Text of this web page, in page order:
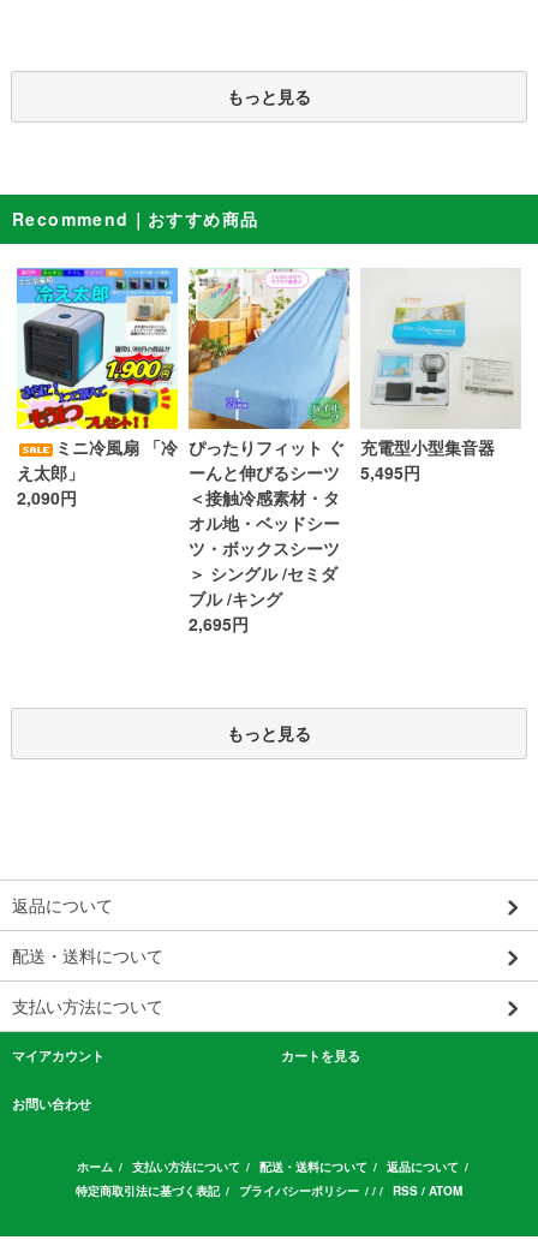
もっと見る
Recommend｜おすすめ商品
ミニ冷風扇 「冷
え太郎」
2,090円
ぴったりフィット ぐ
ーんと伸びるシーツ
＜接触冷感素材・タ
オル地・ベッドシー
ツ・ボックスシーツ
＞ シングル /セミダ
ブル /キング
2,695円
充電型小型集音器
5,495円
もっと見る
返品について
配送・送料について
支払い方法について
マイアカウント カートを見る
お問い合わせ
ホーム / 支払い方法について / 配送・送料について / 返品について /
特定商取引法に基づく表記 / プライバシーポリシー / / / RSS / ATOM